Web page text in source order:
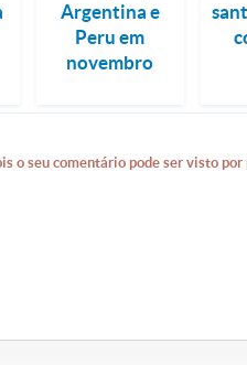
Argentina e
Peru em
novembro
o seu comentário pode ser visto por